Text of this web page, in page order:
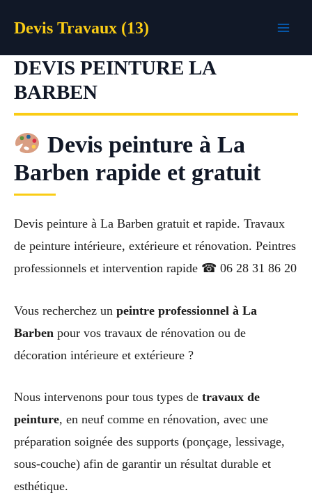
Devis Travaux (13)
DEVIS PEINTURE LA
BARBEN
Devis peinture à La
Barben rapide et gratuit
Devis peinture à La Barben gratuit et rapide. Travaux
de peinture intérieure, extérieure et rénovation. Peintres
professionnels et intervention rapide ☎ 06 28 31 86 20
Vous recherchez un peintre professionnel à La
Barben pour vos travaux de rénovation ou de
décoration intérieure et extérieure ?
Nous intervenons pour tous types de travaux de
peinture, en neuf comme en rénovation, avec une
préparation soignée des supports (ponçage, lessivage,
sous-couche) afin de garantir un résultat durable et
esthétique.